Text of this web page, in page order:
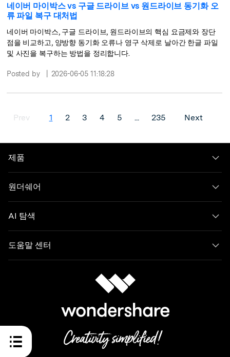
네이버 마이박스 vs 구글 드라이브 vs 원드라이브 동기화 오
류 파일 복구 대처법
네이버 마이박스, 구글 드라이브, 원드라이브의 핵심 요금제와 장단
점을 비교하고, 양방향 동기화 오류나 영구 삭제로 날아간 한글 파일
및 사진을 복구하는 방법을 정리합니다.
Posted by 2026-06-05 11:18:28
Prev 1 2 3 4 5 ... 235 Next
제품
원더쉐어
AI 탐색
도움말 센터